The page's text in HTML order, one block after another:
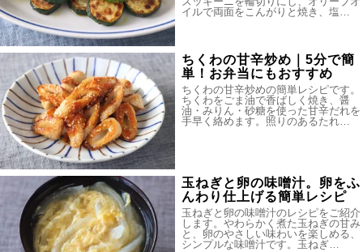
イルで両面をこんがりと焼き、塩…
ちくわの甘辛炒め｜5分で簡
単！お弁当にもおすすめ
ちくわの甘辛炒めの簡単レシピです。
ちくわをごま油で香ばしく焼き、醤
油・みりん・砂糖を使った甘辛だれを
手早く絡めます。照りのあるたれ…
玉ねぎと卵の味噌汁。卵をふ
んわり仕上げる簡単レシピ
玉ねぎと卵の味噌汁のレシピをご紹介
します。やわらかく煮た玉ねぎの甘み
と、卵のやさしい味わいを楽しめる、
シンプルな味噌汁です。玉ねぎ…